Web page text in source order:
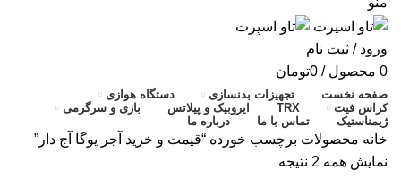
ورود / ثبت نام
0 محصول / تومان0
صفحه نخست تجهیزات بدنسازی
دستگاه هوازی
کراس فیت
TRX ایروبیک و پیلاتس
بازی و سرگرمی
ژیمناستیک
تماس با ما درباره ما
خانه محصولات برچسب خورده “قیمت و خرید آجر یوگا آج دار”
نمایش همه 2 نتیجه